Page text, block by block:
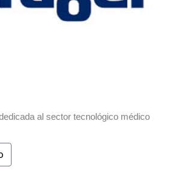
al sector tecnológico médico